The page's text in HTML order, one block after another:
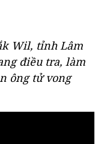
Wil, tỉnh Lâm
điều tra, làm
ông tử vong